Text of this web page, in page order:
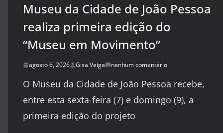
Museu da Cidade de João Pessoa
realiza primeira edição do
“Museu em Movimento”
agosto 6, 2026 Gisa Veiga nenhum comentário
O Museu da Cidade de João Pessoa recebe,
entre esta sexta-feira (7) e domingo (9), a
primeira edição do projeto